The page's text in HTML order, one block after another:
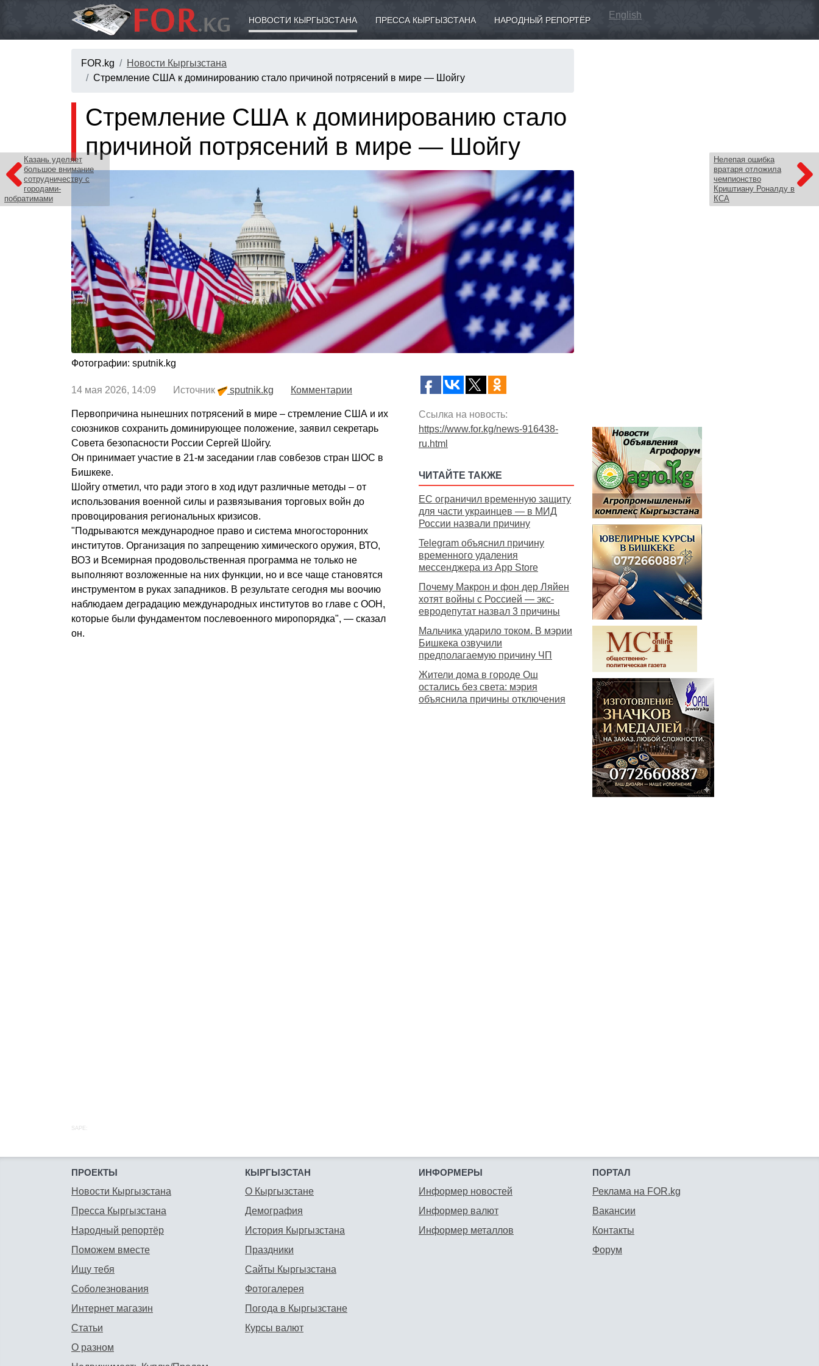
НОВОСТИ КЫРГЫЗСТАНА ПРЕССА КЫРГЫЗСТАНА НАРОДНЫЙ РЕПОРТЁР English
FOR.kg
Новости Кыргызстана
Стремление США к доминированию стало причиной потрясений в мире — Шойгу
Казань уделяет
большое внимание
сотрудничеству с
городами-
побратимами
Нелепая ошибка
вратаря отложила
чемпионство
Криштиану Роналду в
КСА
Стремление США к доминированию стало
причиной потрясений в мире — Шойгу
Фотографии: sputnik.kg
14 мая 2026, 14:09 Источник sputnik.kg Комментарии
Первопричина нынешних потрясений в мире – стремление США и их
союзников сохранить доминирующее положение, заявил секретарь
Совета безопасности России Сергей Шойгу.
Он принимает участие в 21-м заседании глав совбезов стран ШОС в
Бишкеке.
Шойгу отметил, что ради этого в ход идут различные методы – от
использования военной силы и развязывания торговых войн до
провоцирования региональных кризисов.
"Подрываются международное право и система многосторонних
институтов. Организация по запрещению химического оружия, ВТО,
ВОЗ и Всемирная продовольственная программа не только не
выполняют возложенные на них функции, но и все чаще становятся
инструментом в руках западников. В результате сегодня мы воочию
наблюдаем деградацию международных институтов во главе с ООН,
которые были фундаментом послевоенного миропорядка", — сказал
он.
Ссылка на новость:
https://www.for.kg/news-916438-
ru.html
ЧИТАЙТЕ ТАКЖЕ
ЕС ограничил временную защиту
для части украинцев — в МИД
России назвали причину
Telegram объяснил причину
временного удаления
мессенджера из App Store
Почему Макрон и фон дер Ляйен
хотят войны с Россией — экс-
евродепутат назвал 3 причины
Мальчика ударило током. В мэрии
Бишкека озвучили
предполагаемую причину ЧП
Жители дома в городе Ош
остались без света: мэрия
объяснила причины отключения
SAPE:
ПРОЕКТЫ
Новости Кыргызстана
Пресса Кыргызстана
Народный репортёр
Поможем вместе
Ищу тебя
Соболезнования
Интернет магазин
Статьи
О разном
КЫРГЫЗСТАН
О Кыргызстане
Демография
История Кыргызстана
Праздники
Сайты Кыргызстана
Фотогалерея
Погода в Кыргызстане
Курсы валют
ИНФОРМЕРЫ
Информер новостей
Информер валют
Информер металлов
ПОРТАЛ
Реклама на FOR.kg
Вакансии
Контакты
Форум